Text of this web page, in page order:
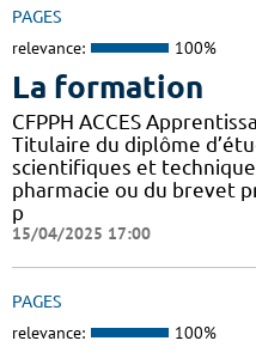
PAGES
relevance: 100%
La formation
CFPPH ACCES
Titulaire du diplôme
scientifiques et
pharmacie ou du brevet
p
15/04/2025 17:00
PAGES
relevance: 100%